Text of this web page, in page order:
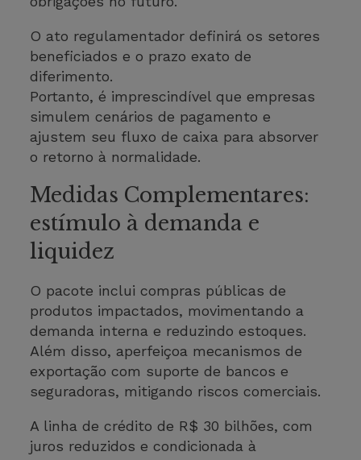
O ato regulamentador definirá os setores
beneficiados e o prazo exato de
diferimento.
Portanto, é imprescindível que empresas
simulem cenários de pagamento e
ajustem seu fluxo de caixa para absorver
o retorno à normalidade.
Medidas Complementares:
estímulo à demanda e
liquidez
O pacote inclui compras públicas de
produtos impactados, movimentando a
demanda interna e reduzindo estoques.
Além disso, aperfeiçoa mecanismos de
exportação com suporte de bancos e
seguradoras, mitigando riscos comerciais.
A linha de crédito de R$ 30 bilhões, com
juros reduzidos e condicionada à